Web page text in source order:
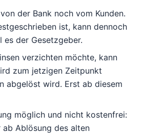
der Bank noch vom Kunden.
ist, kann dennoch
der Gesetzgeber.
verzichten möchte, kann
zum jetzigen Zeitpunkt
abgelöst wird. Erst ab diesem
möglich und nicht kostenfrei:
ab Ablösung des alten